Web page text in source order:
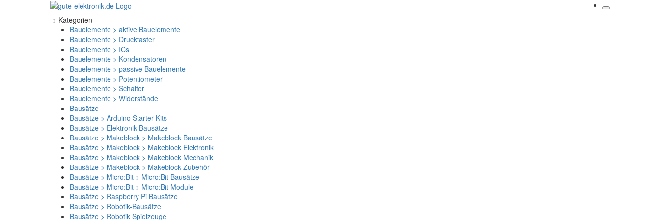
-> Kategorien
Bauelemente > aktive Bauelemente
Bauelemente > Drucktaster
Bauelemente > ICs
Bauelemente > Kondensatoren
Bauelemente > passive Bauelemente
Bauelemente > Potentiometer
Bauelemente > Schalter
Bauelemente > Widerstände
Bausätze
Bausätze > Arduino Starter Kits
Bausätze > Elektronik-Bausätze
Bausätze > Makeblock > Makeblock Bausätze
Bausätze > Makeblock > Makeblock Elektronik
Bausätze > Makeblock > Makeblock Mechanik
Bausätze > Makeblock > Makeblock Zubehör
Bausätze > Micro:Bit > Micro:Bit Bausätze
Bausätze > Micro:Bit > Micro:Bit Module
Bausätze > Raspberry Pi Bausätze
Bausätze > Robotik-Bausätze
Bausätze > Robotik Spielzeuge